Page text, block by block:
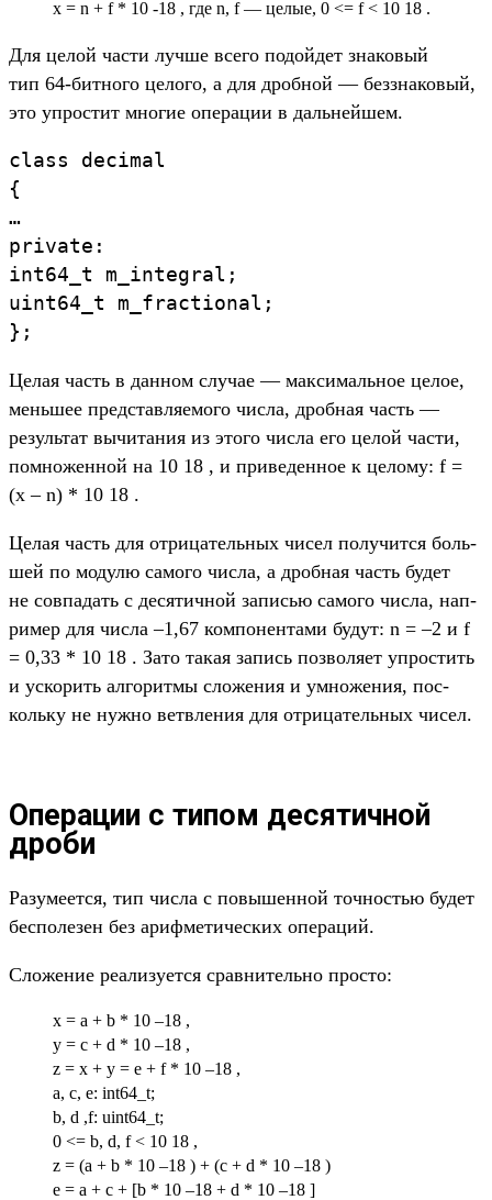
x = n + f * 10 -18 , где n, f — целые, 0 <= f < 10 18 .
Для целой час­ти луч­ше все­го подой­дет зна­ковый
тип 64-бит­ного целого, а для дроб­ной — без­зна­ковый,
это упростит мно­гие опе­рации в даль­нейшем.
class
decimal
{
…
private:
int64_t
m_integral ;
uint64_t
m_fractional ;
} ;
Це­лая часть в дан­ном слу­чае — мак­сималь­ное целое,
мень­шее пред­став­ляемо­го чис­ла, дроб­ная часть —
резуль­тат вычита­ния из это­го чис­ла его целой час­ти,
пом­ножен­ной на 10 18 , и при­веден­ное к целому: f =
(x – n) * 10 18 .
Це­лая часть для отри­цатель­ных чисел получит­ся боль­
шей по модулю самого чис­ла, а дроб­ная часть будет
не сов­падать с десятич­ной записью самого чис­ла, нап­
ример для чис­ла –1,67 ком­понен­тами будут: n = –2 и f
= 0,33 * 10 18 . Зато такая запись поз­воля­ет упростить
и уско­рить алго­рит­мы сло­жения и умно­жения, пос­
коль­ку не нуж­но вет­вле­ния для отри­цатель­ных чисел.
Операции с типом десятичной
дроби
Ра­зуме­ется, тип чис­ла с повышен­ной точ­ностью будет
бес­полезен без ариф­метичес­ких опе­раций.
Сло­жение реали­зует­ся срав­нитель­но прос­то:
x = a + b * 10 –18 ,
y = c + d * 10 –18 ,
z = x + y = e + f * 10 –18 ,
a, c, e: int64_t;
b, d ,f: uint64_t;
0 <= b, d, f < 10 18 ,
z = (a + b * 10 –18 ) + (c + d * 10 –18 )
e = a + c + [b * 10 –18 + d * 10 –18 ]